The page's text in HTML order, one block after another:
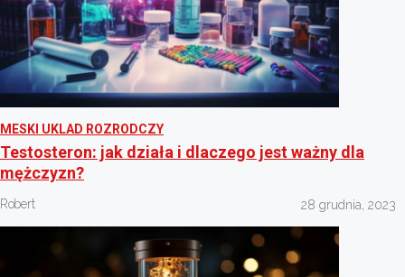
MESKI UKLAD ROZRODCZY
Testosteron: jak działa i dlaczego jest ważny dla
mężczyzn?
Robert 28 grudnia, 2023